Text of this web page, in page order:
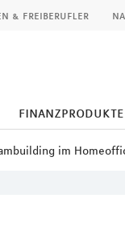
& freiberufler
finanzprodukte
im